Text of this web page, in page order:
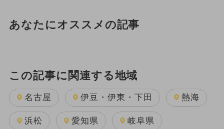
あなたにオススメの記事
この記事に関連する地域
名古屋 伊豆・伊東・下田 熱海
浜松 愛知県 岐阜県